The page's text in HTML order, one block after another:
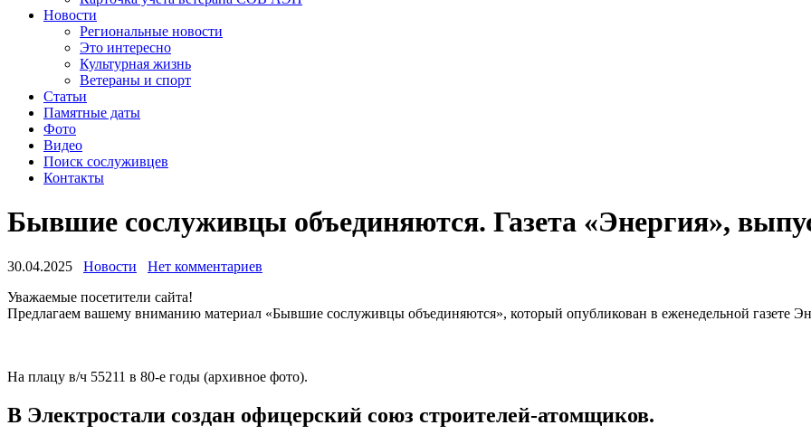
Новости
Региональные новости
Это интересно
Культурная жизнь
Ветераны и спорт
Статьи
Памятные даты
Фото
Видео
Поиск сослуживцев
Контакты
Бывшие сослуживцы объединяются. Газета «Энергия»,
30.04.2025 Новости
Нет комментариев
Уважаемые посетители сайта!
Предлагаем вашему вниманию материал «Бывшие сослуживцы объединяются», который опубликован в еженедельной газете
На плацу в/ч 55211 в 80-е годы (архивное фото).
В Электростали создан офицерский союз строителей-атомщиков.